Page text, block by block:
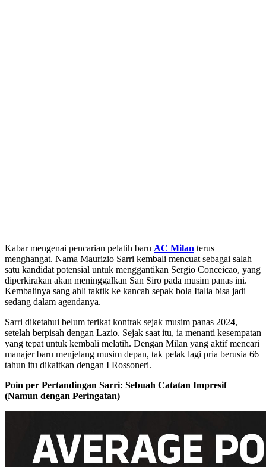
Kabar mengenai pencarian pelatih baru AC Milan terus
menghangat. Nama Maurizio Sarri kembali mencuat sebagai salah
satu kandidat potensial untuk menggantikan Sergio Conceicao, yang
diperkirakan akan meninggalkan San Siro pada musim panas ini.
Kembalinya sang ahli taktik ke kancah sepak bola Italia bisa jadi
sedang dalam agendanya.
Sarri diketahui belum terikat kontrak sejak musim panas 2024,
setelah berpisah dengan Lazio. Sejak saat itu, ia menanti kesempatan
yang tepat untuk kembali melatih. Dengan Milan yang aktif mencari
manajer baru menjelang musim depan, tak pelak lagi pria berusia 66
tahun itu dikaitkan dengan I Rossoneri.
Poin per Pertandingan Sarri: Sebuah Catatan Impresif
(Namun dengan Peringatan)